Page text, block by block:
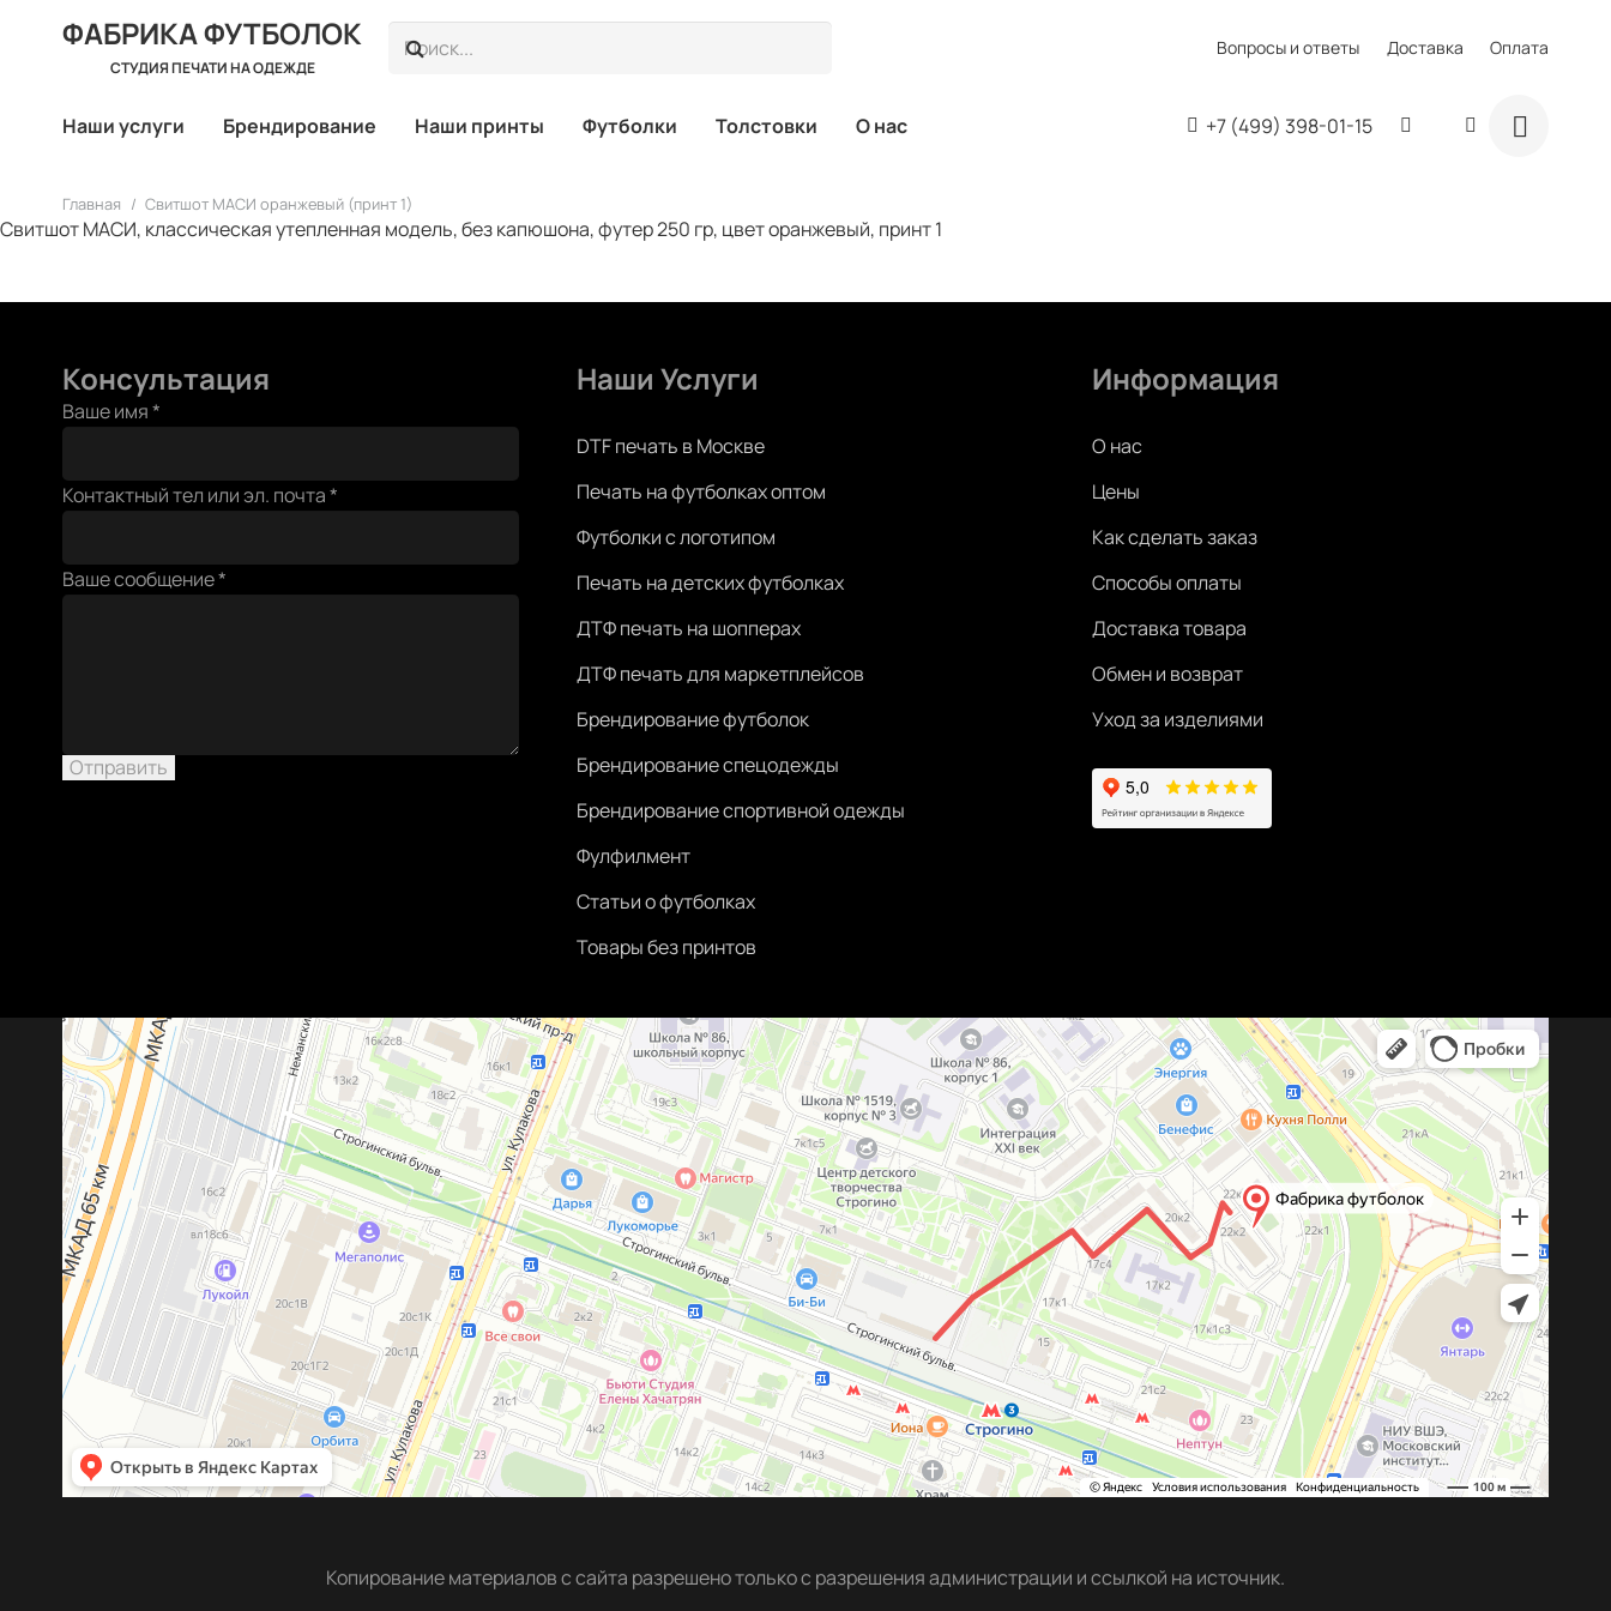
ФАБРИКА ФУТБОЛОК
СТУДИЯ ПЕЧАТИ НА ОДЕЖДЕ
Вопросы и ответы Доставка Оплата
Наши услуги Брендирование Наши принты Футболки Толстовки О нас +7 (499) 398-01-15
Главная / Свитшот МАСИ оранжевый (принт 1)
Свитшот МАСИ, классическая утепленная модель, без капюшона, футер 250 гр, цвет оранжевый, принт 1
Консультация
Ваше имя*
Контактный тел или эл. почта*
эл.
Ваше сообщение*
Отправить
Наши Услуги
DTF печать в Москве
Печать на футболках оптом
Футболки с логотипом
Печать на детских футболках
ДТФ печать на шопперах
ДТФ печать для маркетплейсов
Брендирование футболок
Брендирование спецодежды
Брендирование спортивной одежды
Фулфилмент
Статьи о футболках
Товары без принтов
Информация
О нас
Цены
Как сделать заказ
Способы оплаты
Доставка товара
Обмен и возврат
Уход за изделиями
Копирование материалов с сайта разрешено только с разрешения администрации и ссылкой на источник.